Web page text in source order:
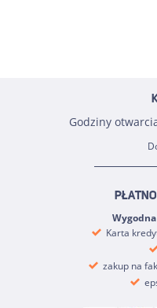
Godziny
Karta
zakup na